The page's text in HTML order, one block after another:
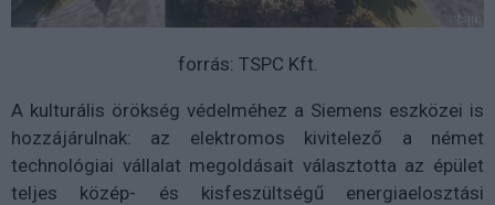
forrás: TSPC Kft.
A kulturális örökség védelméhez a Siemens eszközei is
hozzájárulnak: az elektromos kivitelező a német
technológiai vállalat megoldásait választotta az épület
teljes közép- és kisfeszültségű energiaelosztási